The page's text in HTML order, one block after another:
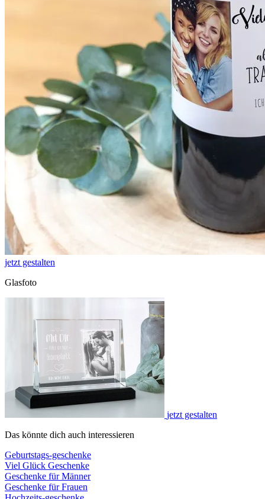
jetzt gestalten
Glasfoto
jetzt gestalten
Das könnte dich auch interessieren
Geburtstags-geschenke
Viel Glück Geschenke
Geschenke für Männer
Geschenke für Frauen